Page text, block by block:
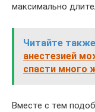
максимально
Читайте
анестезией
спасти много
Вместе с тем